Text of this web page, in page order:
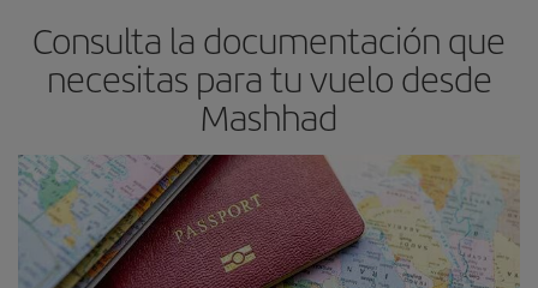
Consulta la documentación que
necesitas para tu vuelo desde
Mashhad